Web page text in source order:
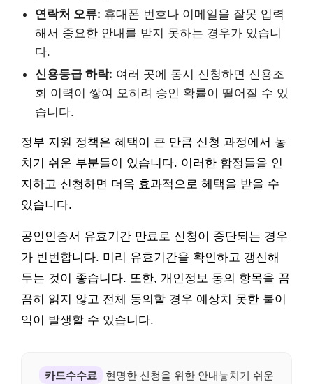
연락처 오류: 휴대폰 번호나 이메일을 잘못 입력
해서 중요한 안내를 받지 못하는 경우가 있습니
다.
신용등급 하락: 여러 곳에 동시 신청하면 신용조
회 이력이 쌓여 오히려 승인 확률이 떨어질 수 있
습니다.
정부 지원 정책은 혜택이 큰 만큼 신청 과정에서 놓
치기 쉬운 부분들이 있습니다. 이러한 함정들을 인
지하고 신청하면 더욱 효과적으로 혜택을 받을 수
있습니다.
공인인증서 유효기간 만료로 신청이 중단되는 경우
가 빈번합니다. 미리 유효기간을 확인하고 갱신해
두는 것이 좋습니다. 또한, 개인정보 동의 항목을 꼼
꼼히 읽지 않고 전체 동의할 경우 예상치 못한 불이
익이 발생할 수 있습니다.
카드수수료
현명한 신청을 위한 안내놓치기 쉬운